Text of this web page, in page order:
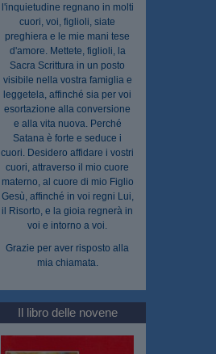
l'inquietudine regnano in molti
cuori, voi, figlioli, siate
preghiera e le mie mani tese
d'amore. Mettete, figlioli, la
Sacra Scrittura in un posto
visibile nella vostra famiglia e
leggetela, affinché sia per voi
esortazione alla conversione
e alla vita nuova. Perché
Satana è forte e seduce i
cuori. Desidero affidare i vostri
cuori, attraverso il mio cuore
materno, al cuore di mio Figlio
Gesù, affinché in voi regni Lui,
il Risorto, e la gioia regnerà in
voi e intorno a voi.
Grazie per aver risposto alla
mia chiamata.
Il libro delle novene